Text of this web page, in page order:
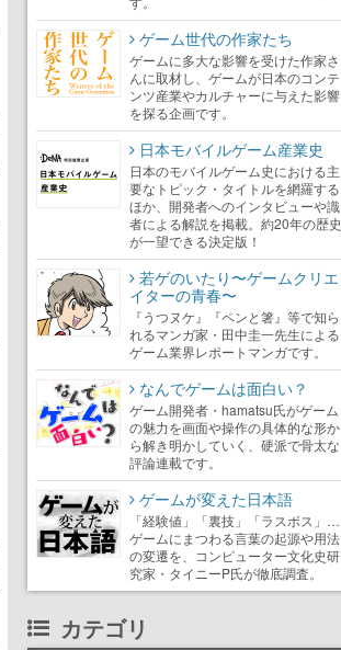
ゲーム世代の作家たち
ゲームに多大な影響を受けた作家さ
んに取材し、ゲームが日本のコンテ
ンツ産業やカルチャーに与えた影響
を探る企画です。
日本モバイルゲーム産業史
日本のモバイルゲーム史における主
要なトピック・タイトルを網羅する
ほか、開発者へのインタビューや識
者による解説を掲載。約20年の歴史
が一望できる決定版！
若ゲのいたり〜ゲームクリエ
イターの青春〜
『うつヌケ』『ペンと箸』等で知ら
れるマンガ家・田中圭一先生による
ゲーム業界レポートマンガです。
なんでゲームは面白い？
ゲーム開発者・hamatsu氏がゲーム
の魅力を画面や操作の具体的な形か
ら解き明かしていく、硬派で骨太な
評論連載です。
ゲームが変えた日本語
「経験値」「裏技」「ラスボス」…
ゲームにまつわる言葉の起源や用法
の変遷を、コンピューター文化史研
究家・タイニーP氏が徹底調査。
カテゴリ